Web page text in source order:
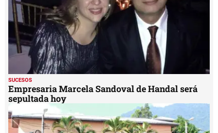
SUCESOS
Empresaria Marcela Sandoval de Handal será
sepultada hoy